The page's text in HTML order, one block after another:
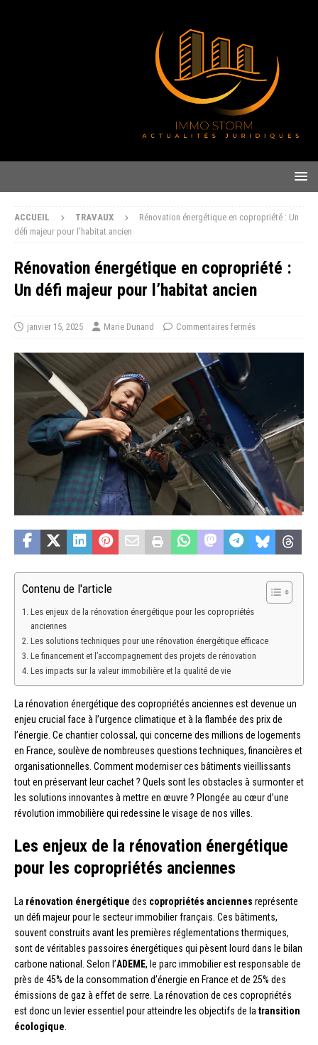
ACCUEIL TRAVAUX
Rénovation énergétique en copropriété : Un
défi majeur pour l’habitat ancien
Rénovation énergétique en copropriété :
Un défi majeur pour l’habitat ancien
janvier 15, 2025 Marie Dunand Commentaires fermés
Contenu de l'article
Les enjeux de la rénovation énergétique pour les copropriétés
anciennes
Les solutions techniques pour une rénovation énergétique efficace
Le financement et l’accompagnement des projets de rénovation
Les impacts sur la valeur immobilière et la qualité de vie
La rénovation énergétique des copropriétés anciennes est devenue un
enjeu crucial face à l’urgence climatique et à la flambée des prix de
l’énergie. Ce chantier colossal, qui concerne des millions de logements
en France, soulève de nombreuses questions techniques, financières et
organisationnelles. Comment moderniser ces bâtiments vieillissants
tout en préservant leur cachet ? Quels sont les obstacles à surmonter et
les solutions innovantes à mettre en œuvre ? Plongée au cœur d’une
révolution immobilière qui redessine le visage de nos villes.
Les enjeux de la rénovation énergétique
pour les copropriétés anciennes
La rénovation énergétique des copropriétés anciennes représente
un défi majeur pour le secteur immobilier français. Ces bâtiments,
souvent construits avant les premières réglementations thermiques,
sont de véritables passoires énergétiques qui pèsent lourd dans le bilan
carbone national. Selon l’ADEME, le parc immobilier est responsable de
près de 45% de la consommation d’énergie en France et de 25% des
émissions de gaz à effet de serre. La rénovation de ces copropriétés
est donc un levier essentiel pour atteindre les objectifs de la transition
écologique